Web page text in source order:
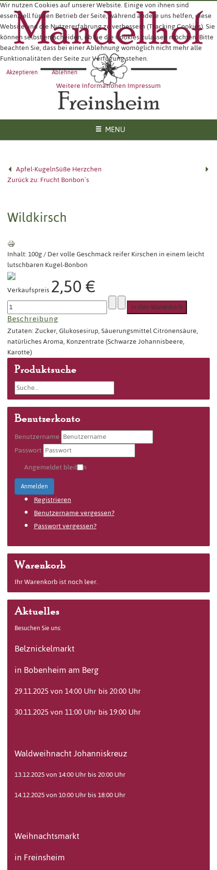
MENU
Apfel-KugelnSüße Herzchen
Zurück zu: Frucht Bonbon´s
Wildkirsch
Inhalt: 100g / Der volle Geschmack reifer Kirschen in einem leicht
lutschbaren Kugel-Bonbon
Verkaufspreis2,50 €
Beschreibung
Zutaten: Zucker, Glukosesirup, Säuerungsmittel Citronensäure,
natürliches Aroma, Konzentrate (Schwarze Johannisbeere,
Karotte)
Produktsuche
Benutzerkonto
Benutzername
Passwort
Angemeldet bleiben
Anmelden
Registrieren
Benutzername vergessen?
Passwort vergessen?
Warenkorb
Ihr Warenkorb ist noch leer.
Aktuelles
Besuchen Sie uns:
Belznickelmarkt
in Bobenheim am Berg
29.11.2025 von 14:00 Uhr bis 20:00 Uhr
30.11.2025 von 11:00 Uhr bis 19:00 Uhr
Waldweihnacht Johanniskreuz
13.12.2025 von 14:00 Uhr bis 20:00 Uhr
14.12.2025 von 10:00 Uhr bis 18:00 Uhr
Weihnachtsmarkt
in Freinsheim
Wir nutzen Cookies auf unserer Website. Einige von ihnen sind
essenziell für den Betrieb der Seite, während andere uns helfen, diese
Website und die Nutzererfahrung zu verbessern (Tracking Cookies). Sie
können selbst entscheiden, ob Sie die Cookies zulassen möchten. Bitte
beachten Sie, dass bei einer Ablehnung womöglich nicht mehr alle
Funktionalitäten der Seite zur Verfügung stehen.
Akzeptieren Ablehnen
Weitere InformationenImpressum